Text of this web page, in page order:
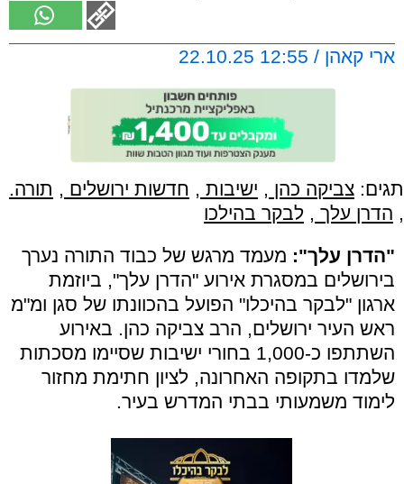
ארי קאהן / 12:55 22.10.25
תגים: צביקה כהן , ישיבות , חדשות ירושלים , תורה.
, הדרן עלך , לבקר בהילכו
"הדרן עלך": מעמד מרגש של כבוד התורה נערך
בירושלים במסגרת אירוע "הדרן עלך", ביוזמת
ארגון "לבקר בהיכלו" הפועל בהכוונתו של סגן ומ"מ
ראש העיר ירושלים, הרב צביקה כהן. באירוע
השתתפו כ-1,000 בחורי ישיבות שסיימו מסכתות
שלמדו בתקופה האחרונה, לציון חתימת מחזור
לימוד משמעותי בבתי המדרש בעיר.